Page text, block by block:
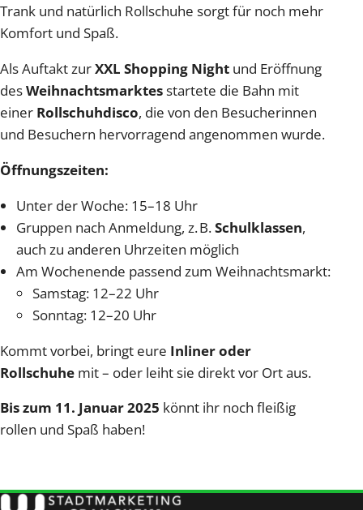
Trank und natürlich Rollschuhe sorgt für noch mehr
Komfort und Spaß.
Als Auftakt zurXXL Shopping Night und Eröffnung
desWeihnachtsmarktesstartete die Bahn mit
einer Rollschuhdisco, die von den Besucherinnen
und Besuchern hervorragend angenommen wurde.
Öffnungszeiten:
Unter der Woche: 15–18 Uhr
Gruppen nach Anmeldung, z. B.Schulklassen,
auch zu anderen Uhrzeiten möglich
Am Wochenende passend zum Weihnachtsmarkt:
Samstag: 12–22 Uhr
Sonntag: 12–20 Uhr
Kommt vorbei, bringt eure Inliner oder
Rollschuhe mit – oder leiht sie direkt vor Ort aus.
Bis zum 11. Januar 2025 könnt ihr noch fleißig
rollen und Spaß haben!